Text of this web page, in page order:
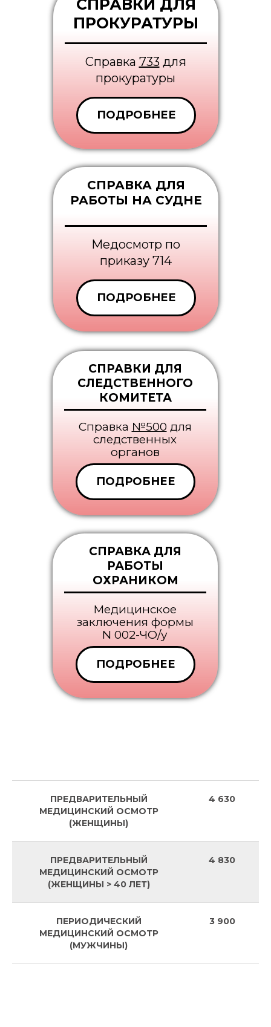
ПОДРОБНЕЕ
ПОДРОБНЕЕ
СПРАВКА ДЛЯ
РАБОТЫ НА СУДНЕ
СПРАВКИ ДЛЯ
ПРОКУРАТУРЫ
Медосмотр по
приказу 714
Cправка 733для
прокуратуры
ПОДРОБНЕЕ
СПРАВКИ ДЛЯ
СЛЕДСТВЕННОГО
КОМИТЕТА
Справка №500 для
следственных
органов
ПОДРОБНЕЕ
СПРАВКА ДЛЯ
РАБОТЫ
ОХРАНИКОМ
Медицинское
заключения формы
N 002-ЧО/у
ПРЕДВАРИТЕЛЬНЫЙ
МЕДИЦИНСКИЙ ОСМОТР
(ЖЕНЩИНЫ)
4 630
ПРЕДВАРИТЕЛЬНЫЙ
МЕДИЦИНСКИЙ ОСМОТР
(ЖЕНЩИНЫ > 40 ЛЕТ)
4 830
ПЕРИОДИЧЕСКИЙ
МЕДИЦИНСКИЙ ОСМОТР
(МУЖЧИНЫ)
3 900